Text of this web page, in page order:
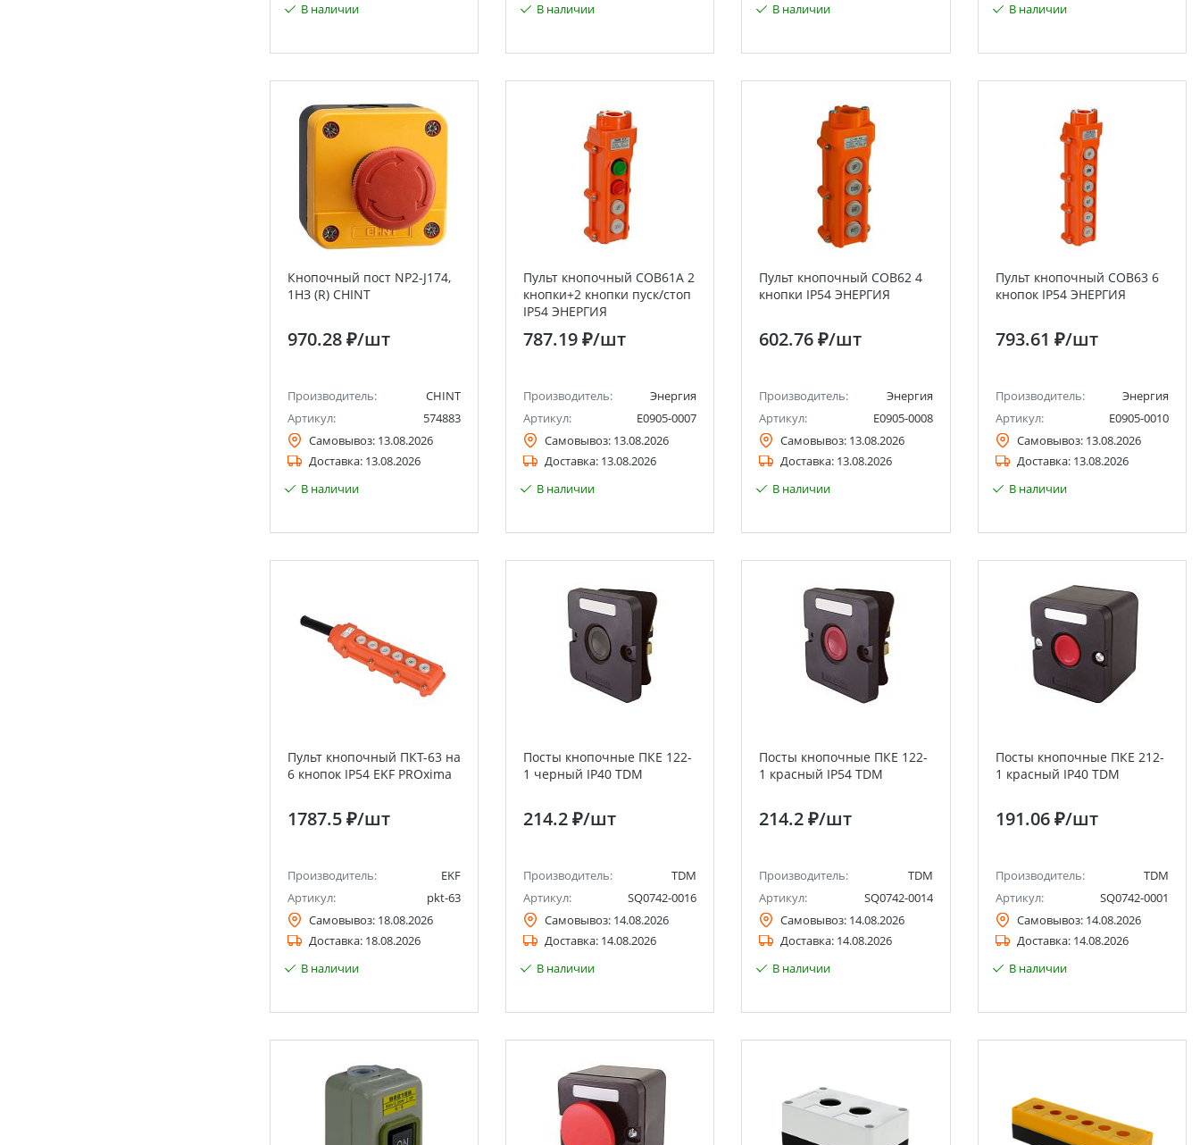
В наличии
В наличии
В наличии
В наличии
Кнопочный пост NP2-J174,
1НЗ (R) CHINT
970.28 ₽/шт
Производитель:
CHINT
Артикул:
574883
Самовывоз: 13.08.2026
Доставка: 13.08.2026
В наличии
Пульт кнопочный COB61A 2
кнопки+2 кнопки пуск/стоп
IP54 ЭНЕРГИЯ
787.19 ₽/шт
Производитель:
Энергия
Артикул:
Е0905-0007
Самовывоз: 13.08.2026
Доставка: 13.08.2026
В наличии
Пульт кнопочный COB62 4
кнопки IP54 ЭНЕРГИЯ
602.76 ₽/шт
Производитель:
Энергия
Артикул:
Е0905-0008
Самовывоз: 13.08.2026
Доставка: 13.08.2026
В наличии
Пульт кнопочный COB63 6
кнопок IP54 ЭНЕРГИЯ
793.61 ₽/шт
Производитель:
Энергия
Артикул:
Е0905-0010
Самовывоз: 13.08.2026
Доставка: 13.08.2026
В наличии
Пульт кнопочный ПКТ-63 на
6 кнопок IP54 EKF PROxima
1787.5 ₽/шт
Производитель:
EKF
Артикул:
pkt-63
Самовывоз: 18.08.2026
Доставка: 18.08.2026
В наличии
Посты кнопочные ПКЕ 122-
1 черный IP40 TDM
214.2 ₽/шт
Производитель:
TDM
Артикул:
SQ0742-0016
Самовывоз: 14.08.2026
Доставка: 14.08.2026
В наличии
Посты кнопочные ПКЕ 122-
1 красный IP54 TDM
214.2 ₽/шт
Производитель:
TDM
Артикул:
SQ0742-0014
Самовывоз: 14.08.2026
Доставка: 14.08.2026
В наличии
Посты кнопочные ПКЕ 212-
1 красный IP40 TDM
191.06 ₽/шт
Производитель:
TDM
Артикул:
SQ0742-0001
Самовывоз: 14.08.2026
Доставка: 14.08.2026
В наличии